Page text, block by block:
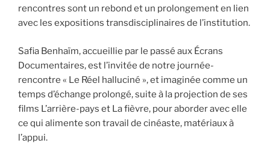
rencontres sont un rebond et un prolongement en lien
avec les expositions transdisciplinaires de l’institution.
Safia Benhaïm, accueillie par le passé aux Écrans
Documentaires, est l’invitée de notre journée-
rencontre « Le Réel halluciné », et imaginée comme un
temps d’échange prolongé, suite à la projection de ses
films L’arrière-pays et La fièvre, pour aborder avec elle
ce qui alimente son travail de cinéaste, matériaux à
l’appui.